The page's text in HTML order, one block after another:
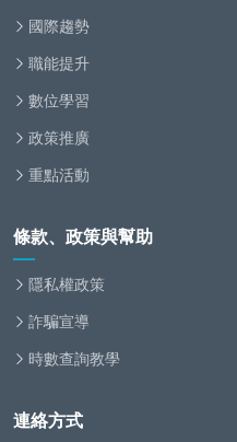
國際趨勢
職能提升
數位學習
政策推廣
重點活動
條款、政策與幫助
隱私權政策
詐騙宣導
時數查詢教學
連絡方式